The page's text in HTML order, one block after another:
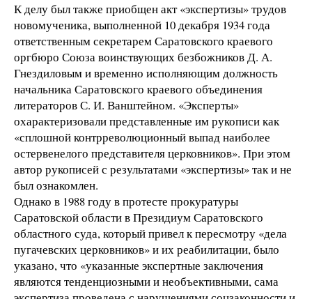
К делу был также приобщен акт «экспертизы» трудов
новомученика, выполненной 10 декабря 1934 года
ответственным секретарем Саратовского краевого
оргбюро Союза воинствующих безбожников Д. А.
Гнездиловым и временно исполняющим должность
начальника Саратовского краевого объединения
литераторов С. И. Ванштейном. «Эксперты»
охарактеризовали представленные им рукописи как
«сплошной контрреволюционный выпад наиболее
остервенелого представителя церковников». При этом
автор рукописей с результатами «экспертизы» так и не
был ознакомлен.
Однако в 1988 году в протесте прокуратуры
Саратовской области в Президиум Саратовского
областного суда, который привел к пересмотру «дела
пугачевских церковников» и их реабилитации, было
указано, что «указанные экспертные заключения
являются тенденциозными и необъективными, сама